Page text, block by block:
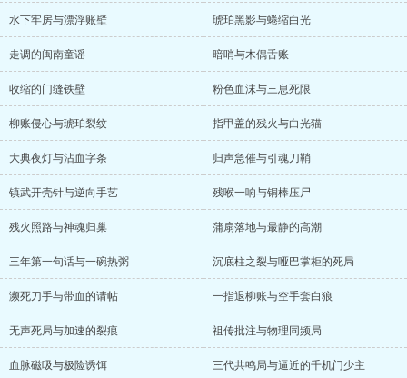
水下牢房与漂浮账壁 琥珀黑影与蜷缩白光
走调的闽南童谣 暗哨与木偶舌账
收缩的门缝铁壁 粉色血沫与三息死限
柳账侵心与琥珀裂纹 指甲盖的残火与白光猫
大典夜灯与沾血字条 归声急催与引魂刀鞘
镇武开壳针与逆向手艺 残喉一响与铜棒压尸
残火照路与神魂归巢 蒲扇落地与最静的高潮
三年第一句话与一碗热粥 沉底柱之裂与哑巴掌柜的死局
濒死刀手与带血的请帖 一指退柳账与空手套白狼
无声死局与加速的裂痕 祖传批注与物理同频局
血脉磁吸与极险诱饵 三代共鸣局与逼近的千机门少主